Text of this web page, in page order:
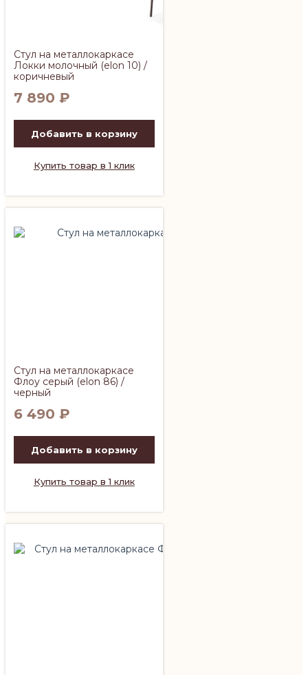
Стул на металлокаркасе
Локки молочный (elon 10) /
коричневый
7 890 ₽
Добавить в корзину
Купить товар в 1 клик
Стул на металлокаркасе
Флоу серый (elon 86) /
черный
6 490 ₽
Добавить в корзину
Купить товар в 1 клик